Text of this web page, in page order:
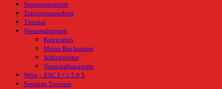
Seniorenturniere
Trainingsangebote
Tutorial
Veranstaltungen
Kategorien
Meine Buchungen
Schlagwörter
Veranstaltungsorte
Wrist – ESC I = 1,5:6,5
Sonstige Turniere